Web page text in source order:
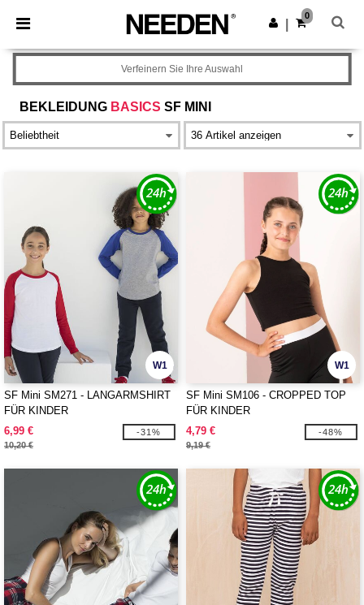
× Needen App
Bessere Preise in der App!
App holen
0
BEKLEIDUNG BASICS SF MINI
Verfeinern Sie Ihre Auswahl
W1
SF Mini SM271 - LANGARMSHIRT
FÜR KINDER
6,99 €
10,20 €
-31%
W1
SF Mini SM106 - CROPPED TOP
FÜR KINDER
4,79 €
9,19 €
-48%